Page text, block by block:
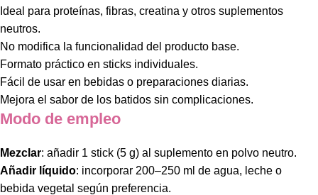
Ideal para proteínas, fibras, creatina y otros suplementos
neutros.
No modifica la funcionalidad del producto base.
Formato práctico en sticks individuales.
Fácil de usar en bebidas o preparaciones diarias.
Mejora el sabor de los batidos sin complicaciones.
Modo de empleo
Mezclar: añadir 1 stick (5 g) al suplemento en polvo neutro.
Añadir líquido: incorporar 200–250 ml de agua, leche o
bebida vegetal según preferencia.